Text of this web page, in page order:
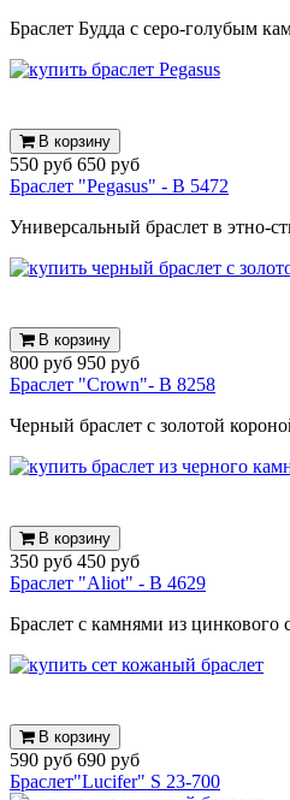
Браслет Будда с серо-голубым
В корзину
550 руб 650 руб
Браслет "Pegasus" - B 5472
Универсальный браслет в этно-
В корзину
800 руб 950 руб
Браслет "Crown"- B 8258
Черный браслет с золотой
В корзину
350 руб 450 руб
Браслет "Aliot" - B 4629
Браслет с камнями из цинкового
В корзину
590 руб 690 руб
Браслет"Lucifer" S 23-700